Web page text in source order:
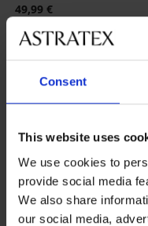
Consent
This website uses
We use cookies to
provide social media
We also share
our social media,
49,99 €
8 % z nákupu späť